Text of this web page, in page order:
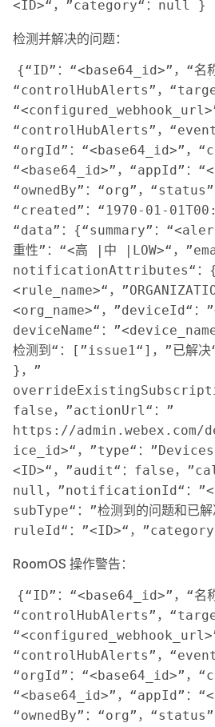
<ID>“，”category“：null }
检测并解决的问题：
{“ID”：“<base64_id>”，“名称
“controlHubAlerts”，
“controlHubAlerts”，
“orgId”：“<base64_id>”，
“<base64_id>”，“appId”：
“ownedBy”：“org”，
“created”：“1970-01-
“data”：{“summary”：
重性”：“<高 |中 |LOW>“，
notificationAttributes“：
<rule_name>“，
<org_name>“，”deviceId“：
deviceName“：
检测到“：[”issue1“]，”已解
}，”
false，”actionUrl“：”
https://admin.webex.com/
ice_id>“，”type“：
<ID>“，”audit“：false，
null，”notificationId“：
subType“：”检测到的问题和已解
ruleId“：”<ID>“，
RoomOS 操作警告：
{“ID”：“<base64_id>”，“名称
“controlHubAlerts”，
“controlHubAlerts”，
“orgId”：“<base64_id>”，
“<base64_id>”，“appId”：
“ownedBy”：“org”，